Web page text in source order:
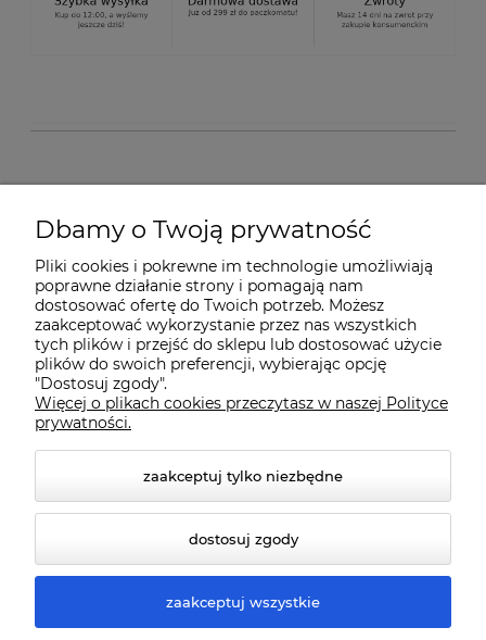
O nas
Dostawa i płatności
Pomoc
Gwarancja i Serwis
© 2026 www.qmart.pl. Wszelkie prawa zastrzeżone.
Dbamy o Twoją prywatność
Pliki cookies i pokrewne im technologie umożliwiają
poprawne działanie strony i pomagają nam
dostosować ofertę do Twoich potrzeb. Możesz
zaakceptować wykorzystanie przez nas wszystkich
tych plików i przejść do sklepu lub dostosować użycie
plików do swoich preferencji, wybierając opcję
"Dostosuj zgody".
Więcej o plikach cookies przeczytasz w naszej Polityce
prywatności.
zaakceptuj tylko niezbędne
dostosuj zgody
zaakceptuj wszystkie